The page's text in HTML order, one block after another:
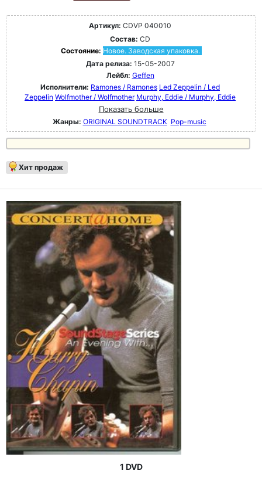
Артикул: CDVP 040010
Состав: CD
Состояние: Новое. Заводская упаковка.
Дата релиза: 15-05-2007
Лейбл: Geffen
Исполнители: Ramones / Ramones Led Zeppelin / Led
Zeppelin Wolfmother / Wolfmother Murphy, Eddie / Murphy, Eddie
Показать больше
Жанры: ORIGINAL SOUNDTRACK Pop-music
Хит продаж
1 DVD